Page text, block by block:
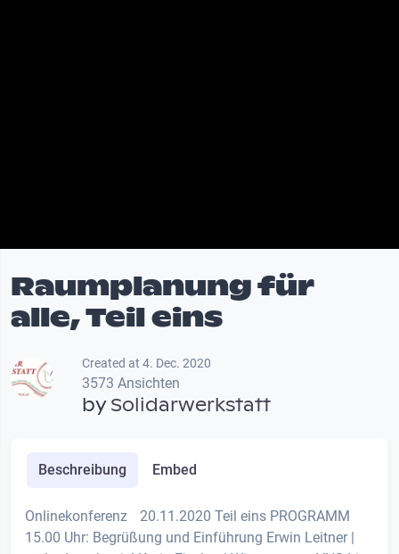
Raumplanung für
alle, Teil eins
Created at 4. Dec. 2020
3573 Ansichten
bySolidarwerkstatt
Beschreibung Embed
Onlinekonferenz 20.11.2020 Teil eins PROGRAMM
15.00 Uhr: Begrüßung und Einführung Erwin Leitner |